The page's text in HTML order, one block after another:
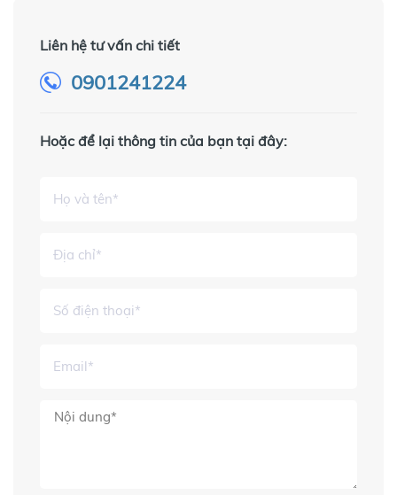
Liên hệ tư vấn chi tiết
0901241224
Hoặc để lại thông tin của bạn tại đây: